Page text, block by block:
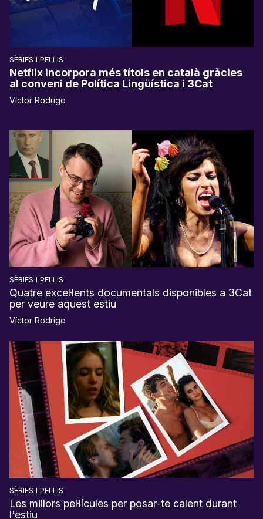
SÈRIES I PEL·LIS
Netflix incorpora més títols en català gràcies
al conveni de Política Lingüística i 3Cat
Víctor Rodrigo
SÈRIES I PEL·LIS
Quatre excel·lents documentals disponibles a 3Cat
per veure aquest estiu
Víctor Rodrigo
SÈRIES I PEL·LIS
Les millors pel·lícules per posar-te calent durant
l'estiu